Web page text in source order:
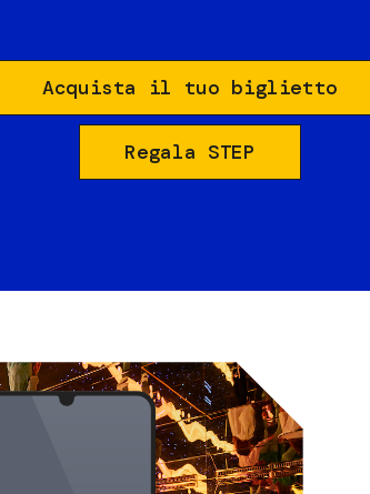
Acquista il tuo biglietto
Regala STEP